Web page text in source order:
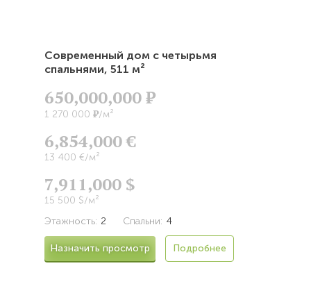
Современный дом с четырьмя
спальнями, 511 м²
650,000,000Р
1 270 000 Р/м²
6,854,000 €
13 400 €/м²
7,911,000 $
15 500 $/м²
Этажность: 2 Спальни: 4
Назначить просмотр Подробнее